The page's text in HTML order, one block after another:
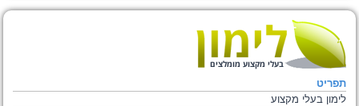
בעלי מקצוע מומלצים
תפריט
לימון בעלי מקצוע